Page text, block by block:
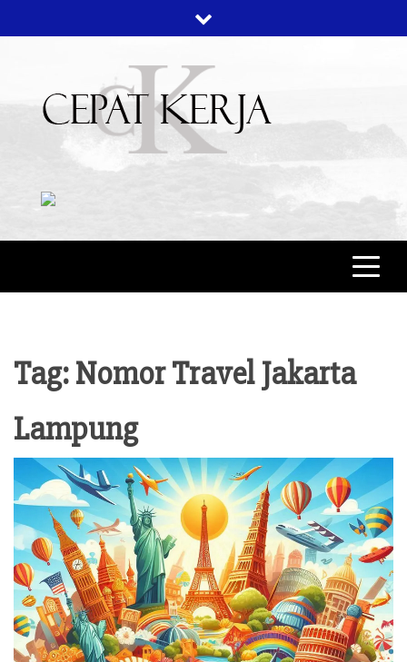
to
CEPAT KERJA
BERITA BISNIS
Tag:Nomor Travel Jakarta
Lampung